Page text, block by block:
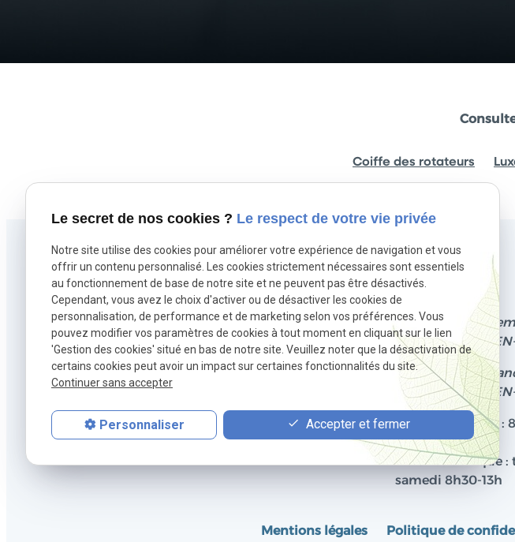
Coiffe des rotateurs
Informations
182 Boulevard
59700 MARCQ-
199, Rue de la
59700 MARCQ-
Horaires cabinet :
le vendredi)
Horaires clinique :
samedi 8h30-13h
Mentions légales Politique de
Le secret de nos cookies ? Le respect de votre vie privée
Notre site utilise des cookies pour améliorer votre expérience de navigation et vous
offrir un contenu personnalisé. Les cookies strictement nécessaires sont essentiels
au fonctionnement de base de notre site et ne peuvent pas être désactivés.
Cependant, vous avez le choix d'activer ou de désactiver les cookies de
personnalisation, de performance et de marketing selon vos préférences. Vous
pouvez modifier vos paramètres de cookies à tout moment en cliquant sur le lien
'Gestion des cookies' situé en bas de notre site. Veuillez noter que la désactivation de
certains cookies peut avoir un impact sur certaines fonctionnalités du site.
Continuer sans accepter
Personnaliser Accepter et fermer